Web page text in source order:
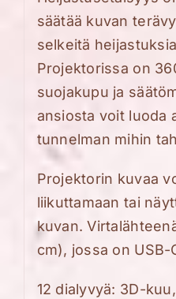
säätää kuvan
selkeitä
Projektorissa on
suojakupu ja
ansiosta voit luoda
tunnelman mihin
Projektorin kuvaa
liikuttamaan tai
kuvan.
cm), jossa on
12 dialyvyä: 3D-